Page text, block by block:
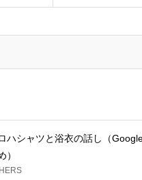
ハシャツと浴衣の話し（
）